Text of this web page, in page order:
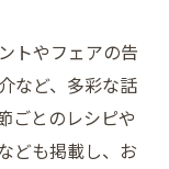
トやフェアの告
など、多彩な話
ごとのレシピや
ども掲載し、お